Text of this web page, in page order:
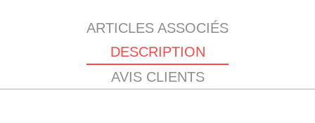
ARTICLES ASSOCIÉS
DESCRIPTION
AVIS CLIENTS